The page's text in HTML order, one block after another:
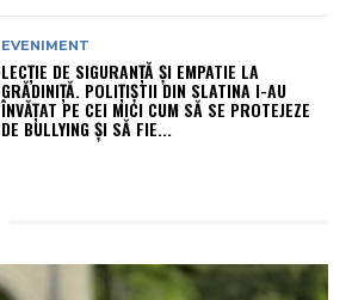
EVENIMENT
LECȚIE DE SIGURANȚĂ ȘI EMPATIE LA
GRĂDINIȚĂ. POLIȚIȘTII DIN SLATINA I-AU
ÎNVĂȚAT PE CEI MICI CUM SĂ SE PROTEJEZE
DE BULLYING ȘI SĂ FIE...